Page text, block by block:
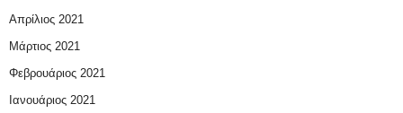
Απρίλιος 2021
Μάρτιος 2021
Φεβρουάριος 2021
Ιανουάριος 2021